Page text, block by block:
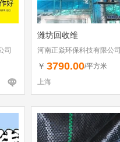
司
潍坊回收维
河南正焱环保科技有限公司
￥ 3790.00/平方米
上海